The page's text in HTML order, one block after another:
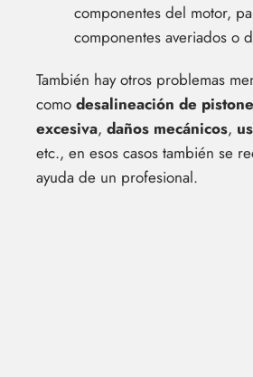
componentes del motor,
componentes averiados o
También hay otros problemas
como desalineación de
excesiva, daños mecánicos,
etc., en esos casos también se
ayuda de un profesional.